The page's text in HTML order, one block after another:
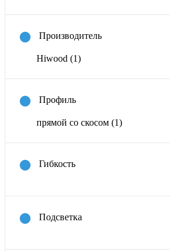
Производитель
Hiwood (1)
Профиль
прямой со скосом (1)
Гибкость
Подсветка